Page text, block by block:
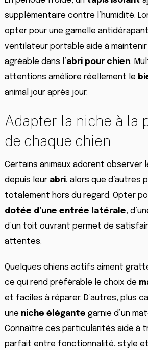
supplémentaire contre l’humidité.
opter pour une gamelle
ventilateur portable aide à
agréable dans l’abri pour chien.
attentions améliore réellement le
animal jour après jour.
Adapter la niche à la
de chaque chien
Certains animaux adorent observer
depuis leur abri, alors que
totalement hors du regard. Opter
dotée d’une entrée latérale,
d’un toit ouvrant permet de
attentes.
Quelques chiens actifs aiment
ce qui rend préférable le choix de
et faciles à réparer. D’autres, plus
une niche élégante garnie d’un
Connaître ces particularités aide à
parfait entre fonctionnalité, style et